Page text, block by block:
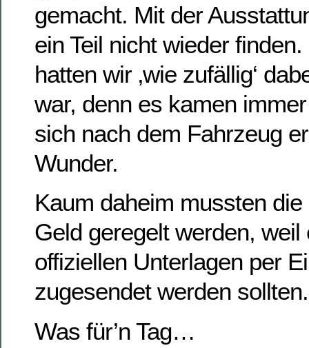
gemacht. Mit der
ein Teil nicht wieder
hatten wir ‚wie zufällig‘
war, denn es kamen
sich nach dem Fahrzeug
Wunder.
Kaum daheim mussten
Geld geregelt werden,
offiziellen Unterlagen per
zugesendet werden sollten.
Was für’n Tag…